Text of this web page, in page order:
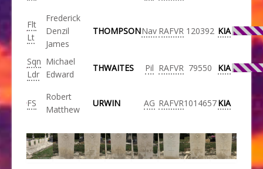
Flt
Lt
Frederick
Denzil
James
THOMPSONNav RAFVR 120392 KIA
Sqn
Ldr
Michael
Edward
THWAITES Pil RAFVR 79550 KIA
FS
Robert
Matthew
URWIN AG RAFVR1014657KIA